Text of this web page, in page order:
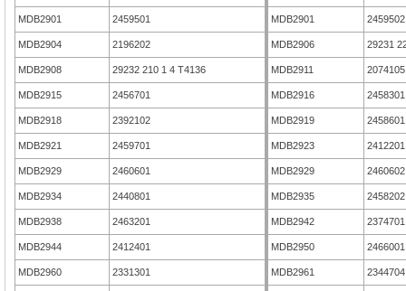
MDB2901 2459501 MDB2901 2459502
MDB2904 2196202 MDB2906 29231
MDB2908 29232 210 1 4 T4136 MDB2911 2074105
MDB2915 2456701 MDB2916 2458301
MDB2918 2392102 MDB2919 2458601
MDB2921 2459701 MDB2923 2412201
MDB2929 2460601 MDB2929 2460602
MDB2934 2440801 MDB2935 2458202
MDB2938 2463201 MDB2942 2374701
MDB2944 2412401 MDB2950 2466001
MDB2960 2331301 MDB2961 2344704